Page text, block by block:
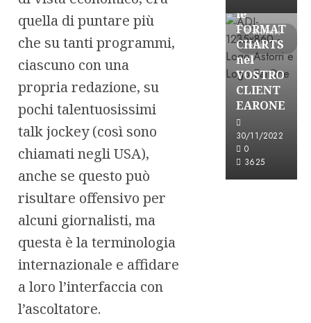
quella di puntare più
che su tanti programmi,
ciascuno con una
propria redazione, su
pochi talentuosissimi
talk jockey (così sono
chiamati negli USA),
anche se questo può
risultare offensivo per
alcuni giornalisti, ma
questa è la terminologia
internazionale e affidare
a loro l’interfaccia con
l’ascoltatore.
3 minuti
letti
le
FORMAT
CHARTS
nel
VOSTRO
CLIENT
EARONE
30/11/2022
0
3625